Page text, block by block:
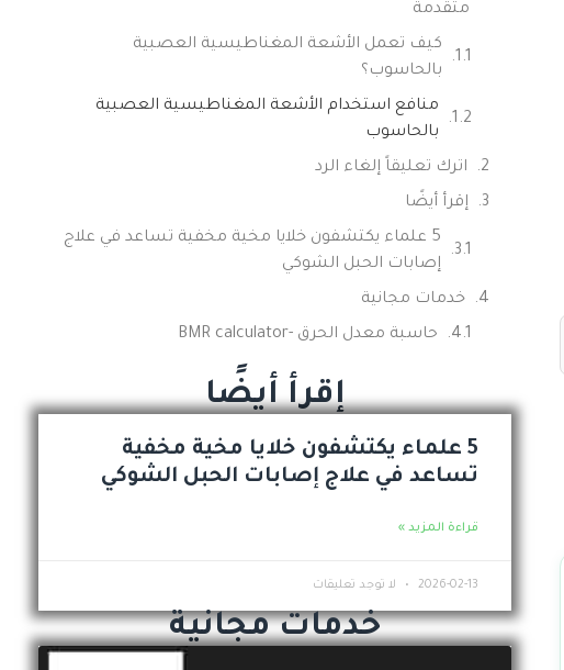
متقدمة
كيف تعمل الأشعة المغناطيسية العصبية
بالحاسوب؟
منافع استخدام الأشعة المغناطيسية العصبية
بالحاسوب
اترك تعليقاً إلغاء الرد
إقرأ أيضًا
5 علماء يكتشفون خلايا مخية مخفية تساعد في علاج
إصابات الحبل الشوكي
خدمات مجانية
حاسبة معدل الحرق -BMR calculator
إقرأ أيضًا
5 علماء يكتشفون خلايا مخية مخفية
تساعد في علاج إصابات الحبل الشوكي
قراءة المزيد »
2026-02-13 لا توجد تعليقات
خدمات مجانية